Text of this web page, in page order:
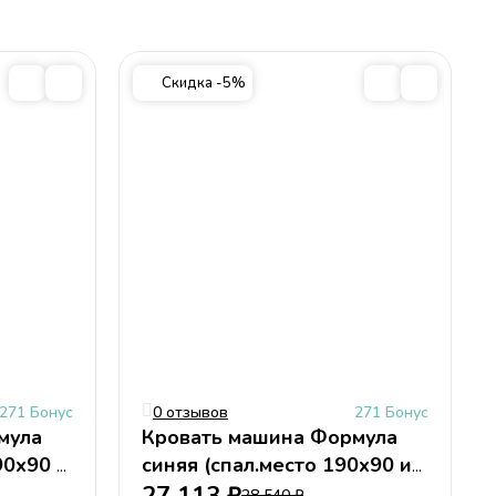
271 Бонус
и
Скидка -5%
0 отзывов 271 Бонус
Кровать машина Формула
синяя (спал.место 190х90 и